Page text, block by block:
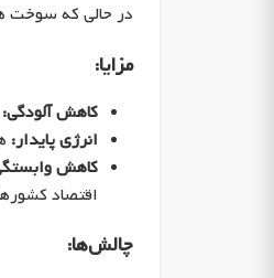
در حالی که سوخت
مزایا:
کاهش آلودگی:
انرژی پایدار:
کاهش
اقتصاد
چالش‌ها: